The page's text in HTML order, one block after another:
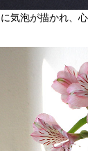
気泡が描かれ、